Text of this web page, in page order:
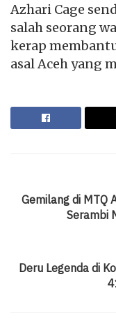
Azhari Cage
salah seorang
kerap
asal Aceh yang
Gemilang di MTQ
Serambi
Deru Legenda di